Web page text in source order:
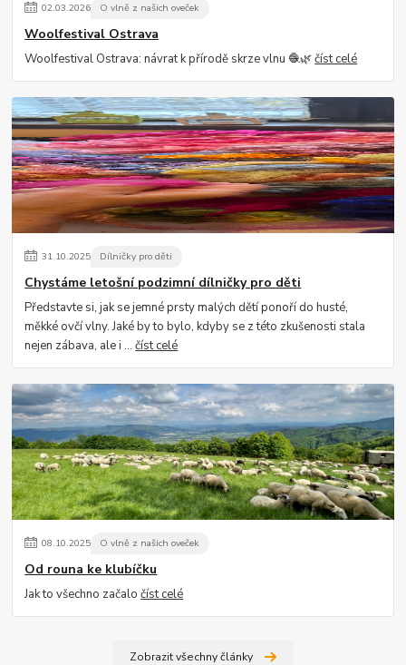
02.03.2026 O vlně z našich oveček
Woolfestival Ostrava
Woolfestival Ostrava: návrat k přírodě skrze vlnu 🧶🌿číst celé
31.10.2025 Dílničky pro děti
Chystáme letošní podzimní dílničky pro děti
Představte si, jak se jemné prsty malých dětí ponoří do husté,
měkké ovčí vlny. Jaké by to bylo, kdyby se z této zkušenosti stala
nejen zábava, ale i ...číst celé
08.10.2025 O vlně z našich oveček
Od rouna ke klubíčku
Jak to všechno začaločíst celé
Zobrazit všechny články